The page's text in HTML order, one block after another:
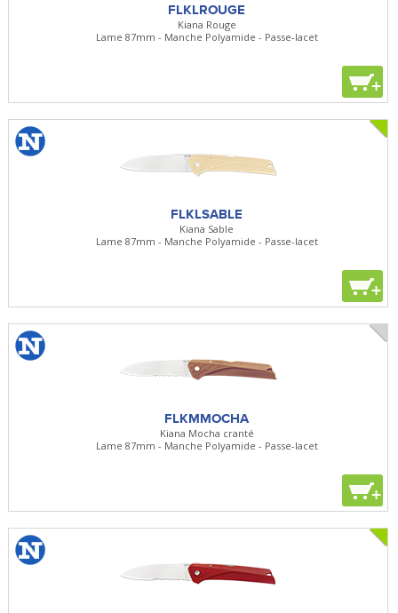
FLKLROUGE
Kiana Rouge
Lame 87mm - Manche Polyamide - Passe-lacet
+
FLKLSABLE
Kiana Sable
Lame 87mm - Manche Polyamide - Passe-lacet
+
FLKMMOCHA
Kiana Mocha cranté
Lame 87mm - Manche Polyamide - Passe-lacet
+